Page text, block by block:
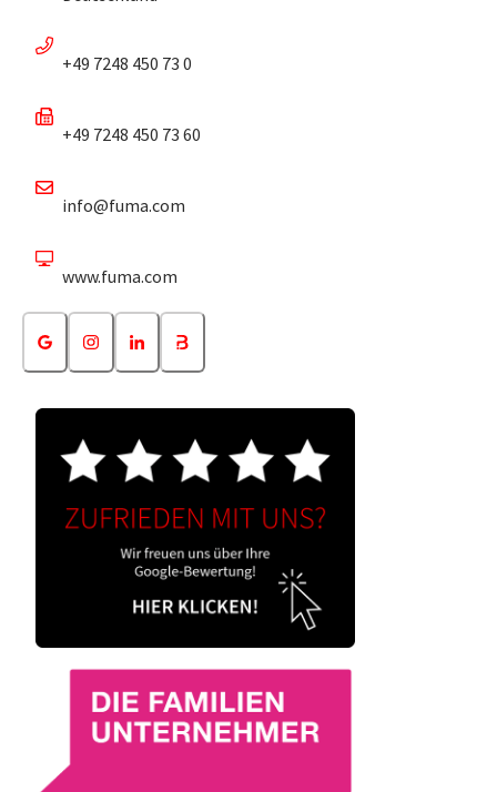
+49 7248 450 73 0
+49 7248 450 73 60
info@fuma.com
www.fuma.com